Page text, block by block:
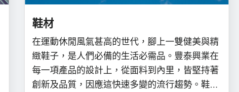
鞋材
在運動休閒風氣甚高的世代，腳上一雙健美與精
緻鞋子，是人們必備的生活必需品。豐泰興業在
每一項產品的設計上，從面料到內里，皆堅持著
創新及品質，因應這快速多變的流行趨勢。鞋材